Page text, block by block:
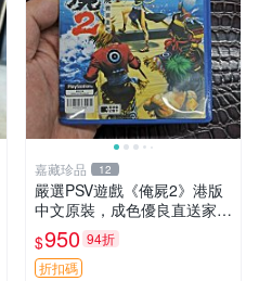
嘉藏珍品 12
嚴選PSV遊戲《俺屍2》港版
中文原裝，成色優良直送家門
口 俺屍2 PSV 港版 中文
$950 94折
折扣碼